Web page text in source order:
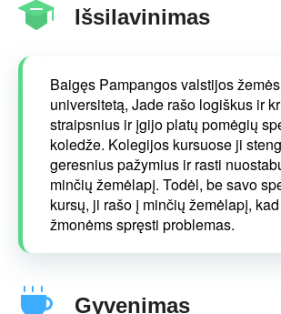
Išsilavinimas
Baigęs Pampangos valstijos
universitetą, Jade rašo logiškus ir
straipsnius ir įgijo platų pomėgių
koledže. Kolegijos kursuose ji
geresnius pažymius ir rasti
minčių žemėlapį. Todėl, be savo
kursų, ji rašo į minčių žemėlapį,
žmonėms spręsti problemas.
Gyvenimas